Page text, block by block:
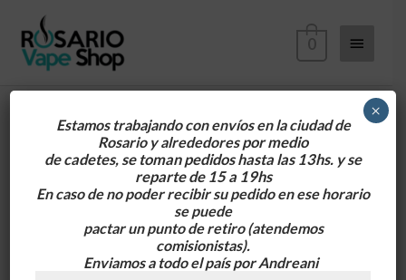
contenido
0
STOCK
Fluide
Estamos trabajando con envíos en la ciudad de
Rosario y alrededorespor medio
de cadetes, se toman pedidos hasta las 13hs. y se
reparte de 15 a 19hs
En caso de no poder recibir su pedido en ese horario
se puede
pactar un punto de retiro(atendemos
comisionistas).
Enviamos a todo el país por Andreani
×